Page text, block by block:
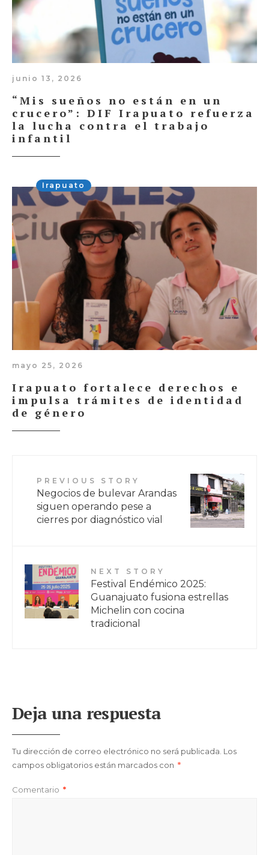
junio 13, 2026
“Mis sueños no están en un
crucero”: DIF Irapuato refuerza
la lucha contra el trabajo
infantil
Irapuato
mayo 25, 2026
Irapuato fortalece derechos e
impulsa trámites de identidad
de género
PREVIOUS STORY
Negocios de bulevar Arandas
siguen operando pese a
cierres por diagnóstico vial
NEXT STORY
Festival Endémico 2025:
Guanajuato fusiona estrellas
Michelin con cocina
tradicional
Deja una respuesta
Tu dirección de correo electrónico no será publicada. Los
campos obligatorios están marcados con *
Comentario *